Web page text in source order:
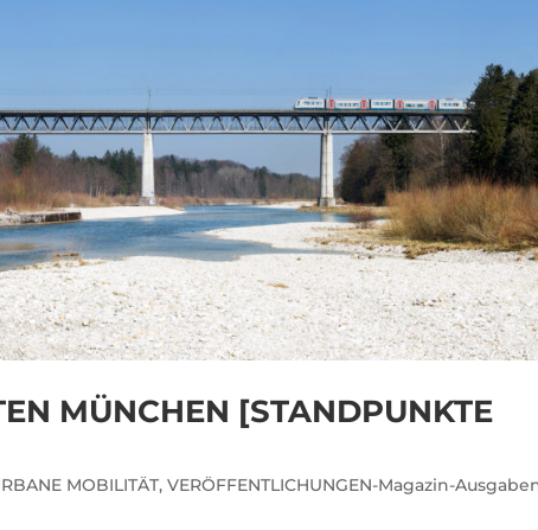
MÜNCHEN [STANDPUNKTE
MOBILITÄT,VERÖFFENTLICHUNGEN-Magazin-